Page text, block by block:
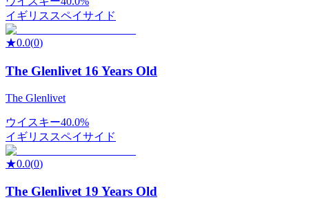
イギリス スペイサイド
★0.0(0)
The Glenlivet 16 Years Old
The Glenlivet
ウイスキー40.0%
イギリス スペイサイド
★0.0(0)
The Glenlivet 19 Years Old